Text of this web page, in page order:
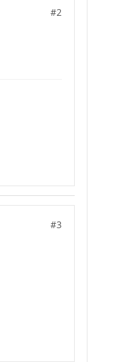
#2
#3